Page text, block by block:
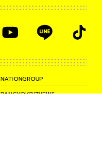
NATIONGROUP
BANGKOKBIZNEWS